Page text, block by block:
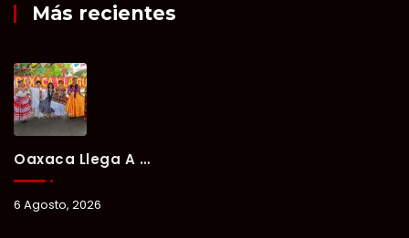
Más recientes
Oaxaca Llega A Chetumal Con El Color, Sabor Y Tradición De La Guelaguetza 2026.
6 Agosto, 2026